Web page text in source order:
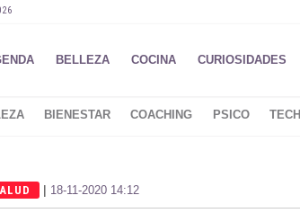
BELLEZA COCINA CURIOSIDADES
BIENESTAR COACHING PSICO TECH
| 18-11-2020 14:12